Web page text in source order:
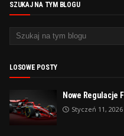
SZUKAJ NA TYM BLOGU
LOSOWE POSTY
Nowe Regulacje
Styczeń 11, 2026